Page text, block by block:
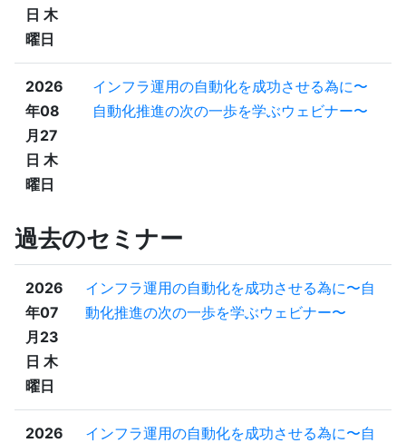
日 木
曜日
2026
年08
月27
日 木
曜日
インフラ運用の自動化を成功させる為に〜
自動化推進の次の一歩を学ぶウェビナー〜
過去のセミナー
2026
年07
月23
日 木
曜日
インフラ運用の自動化を成功させる為に〜自
動化推進の次の一歩を学ぶウェビナー〜
2026
インフラ運用の自動化を成功させる為に〜自